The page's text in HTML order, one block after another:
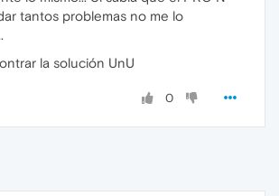
tantos problemas no me lo
la solución UnU
0